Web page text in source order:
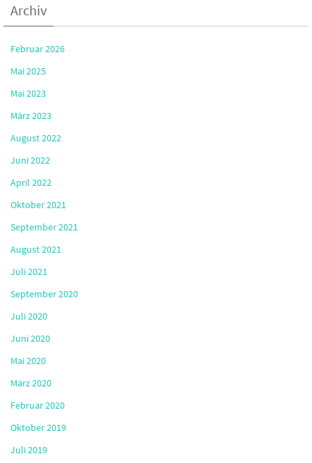
Archiv
Februar 2026
Mai 2025
Mai 2023
März 2023
August 2022
Juni 2022
April 2022
Oktober 2021
September 2021
August 2021
Juli 2021
September 2020
Juli 2020
Juni 2020
Mai 2020
März 2020
Februar 2020
Oktober 2019
Juli 2019